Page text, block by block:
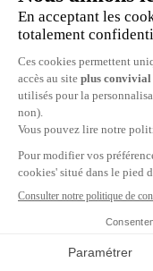
Informations
Restons en
© 2026 HOBBY
confidentialité